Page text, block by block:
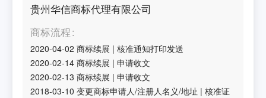
贵州华信商标代理有限公司
商标流程
2020-04-02 商标续展 |核准通知打印发送
2020-02-14 商标续展 |申请收文
2020-02-13 商标续展 |申请收文
2018-03-10 变更商标申请人/注册人名义/地址 |核准证